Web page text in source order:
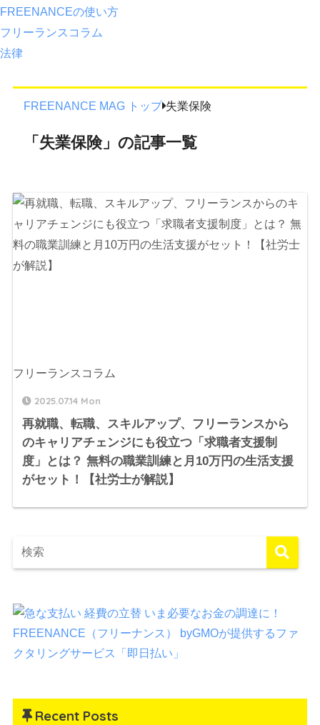
FREENANCEの使い方
フリーランスコラム
法律
FREENANCE MAG トップ 失業保険
「失業保険」の記事一覧
フリーランスコラム
2025.07.14 Mon
再就職、転職、スキルアップ、フリーランスから
のキャリアチェンジにも役立つ「求職者支援制
度」とは？ 無料の職業訓練と月10万円の生活支援
がセット！【社労士が解説】
Recent Posts